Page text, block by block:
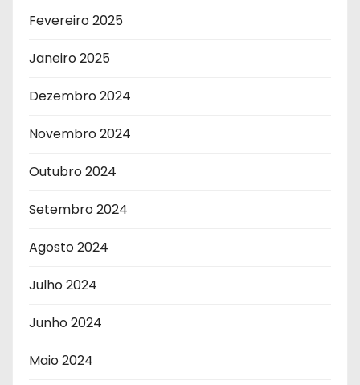
Fevereiro 2025
Janeiro 2025
Dezembro 2024
Novembro 2024
Outubro 2024
Setembro 2024
Agosto 2024
Julho 2024
Junho 2024
Maio 2024